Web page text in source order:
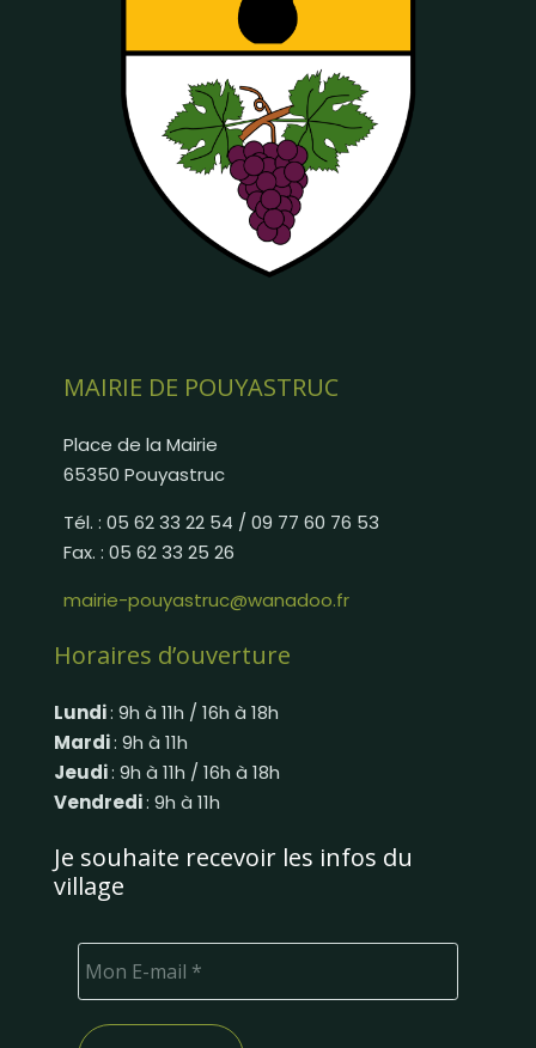
MAIRIE DE POUYASTRUC
Place de la Mairie
65350 Pouyastruc
Tél. : 05 62 33 22 54 / 09 77 60 76 53
Fax. : 05 62 33 25 26
mairie-pouyastruc@wanadoo.fr
Horaires d’ouverture
Lundi: 9h à 11h / 16h à 18h
Mardi: 9h à 11h
Jeudi: 9h à 11h / 16h à 18h
Vendredi: 9h à 11h
Je souhaite recevoir les infos du
village